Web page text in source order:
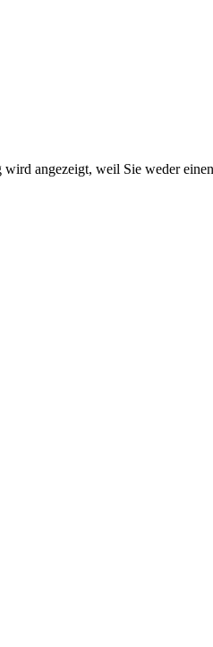
angezeigt, weil Sie weder